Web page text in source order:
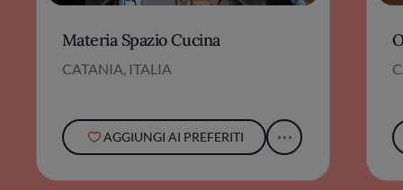
Materia Spazio Cucina
CATANIA, ITALIA
AGGIUNGI AI PREFERITI